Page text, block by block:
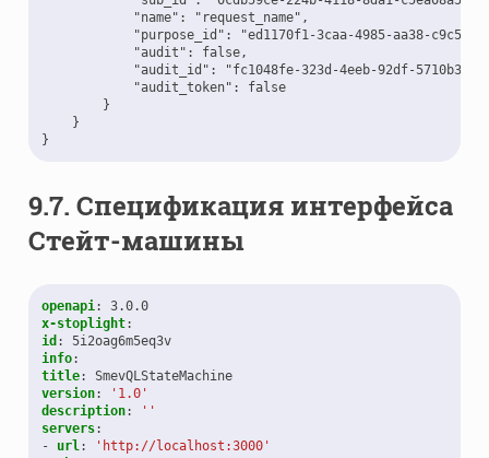
            "name": "request_name",
"purpose_id": "ed1170f1-3caa-4985-aa38-
            "audit": false,
"audit_id": "fc1048fe-323d-4eeb-92df-
            "audit_token": false
        }
    }
9.7. Спецификация интерфейса
Стейт-машины
openapi:
3.0.0
x-stoplight:
id :
5i2oag6m5eq3v
info:
title:
SmevQLStateMachine
version:
'1.0'
description:
''
servers:
-
url:
'http://localhost:3000'